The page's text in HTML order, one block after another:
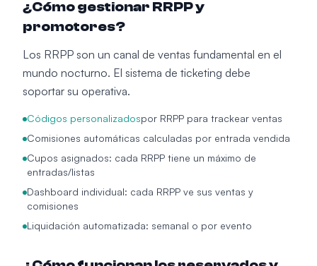
¿Cómo gestionar RRPP y
promotores?
Los RRPP son un canal de ventas fundamental en el
mundo nocturno. El sistema de ticketing debe
soportar su operativa.
Códigos personalizadospor RRPP para trackear ventas
Comisiones automáticas calculadas por entrada vendida
Cupos asignados: cada RRPP tiene un máximo de
entradas/listas
Dashboard individual: cada RRPP ve sus ventas y
comisiones
Liquidación automatizada: semanal o por evento